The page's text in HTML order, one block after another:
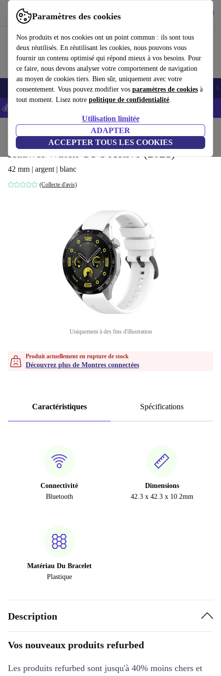
Paramètres des cookies
Nos produits et nos cookies ont un point commun : ils sont tous
deux réutilisés. En réutilisant les cookies, nous pouvons vous
fournir un contenu optimisé qui répond mieux à vos besoins. Pour
ce faire, nous devons analyser votre comportement de navigation
au moyen de cookies tiers. Bien sûr, uniquement avec votre
consentement. Vous pouvez modifier vos paramètres de cookies à
tout moment. Lisez notre politique de confidentialité.
Utilisation limitée
ADAPTER
ACCEPTER TOUS LES COOKIES
Utilisez refurbed rapidement et facilement
Smartphones Laptops Tablettes Montres connectées Accessoires
💰-5% EXTRA sur les iPhones – Code: IPHONEDEAL -
Montres connectées
Huawei Watch GT 3 Active (2021)
42 mm | argent | blanc
(Collecte d'avis)
Uniquement à des fins d'illustration
Produit actuellement en rupture de stock
Découvrez plus de Montres connectées
Caractéristiques Spécifications
Connectivité
Bluetooth
Dimensions
42.3 x 42.3 x 10.2mm
Matériau Du Bracelet
Plastique
Description
Vos nouveaux produits refurbed
Les produits refurbed sont jusqu'à 40% moins chers et